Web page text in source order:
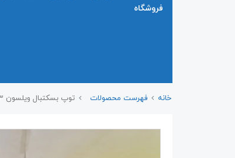
فروشگاه
خانه فهرست محصولات توپ بسکتبال ویلسون WTB0533 سایز ۶